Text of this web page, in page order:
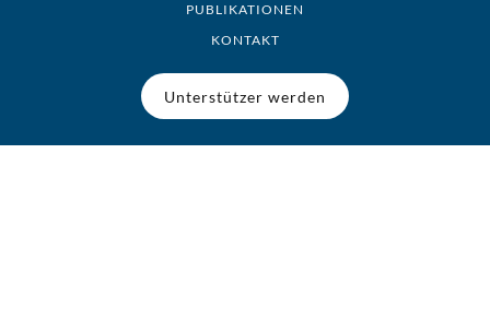
PUBLIKATIONEN
KONTAKT
Unterstützer werden